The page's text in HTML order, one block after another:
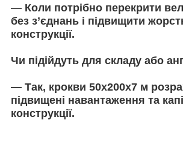
— Коли потрібно перекрити
без з’єднань і підвищити
конструкції.
Чи підійдуть для складу або
— Так, крокви 50х200х7 м
підвищені навантаження та
конструкції.